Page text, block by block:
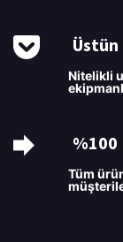
Nitelikli
Tüm